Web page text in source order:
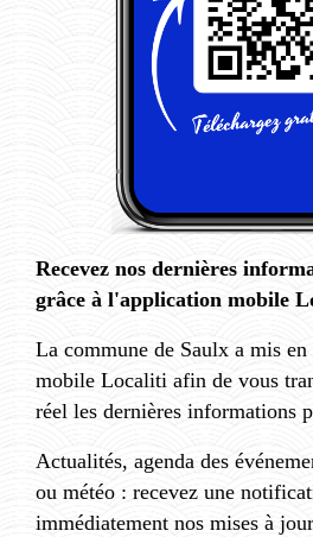
Recevez nos dernières
grâce à l'application mobile
La commune de Saulx a mis
mobile Localiti afin de vous
réel les dernières informations
Actualités, agenda des
ou météo : recevez une
immédiatement nos mises à